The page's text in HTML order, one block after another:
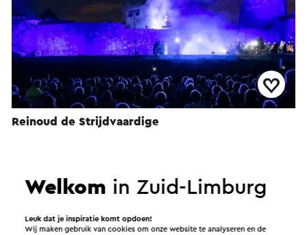
Reinoud de Strijdvaardige
Welkom in Zuid-Limburg
Leuk dat je inspiratie komt opdoen!
Wij maken gebruik van cookies om onze website te analyseren en de